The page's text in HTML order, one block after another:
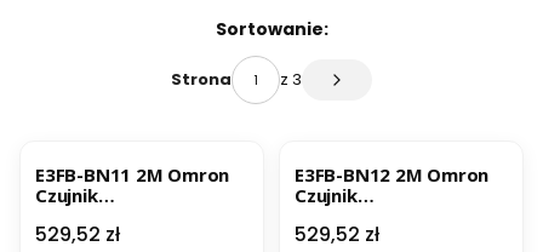
Sortowanie:
Strona z 3 Następne produkty
E3FB-BN11 2M Omron
Czujnik
Cena
529,52 zł
E3FB-BN12 2M Omron
Czujnik
Cena
529,52 zł